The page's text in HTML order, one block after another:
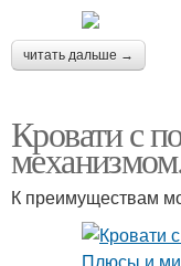
читать дальше →
Кровати с
К преимуществам